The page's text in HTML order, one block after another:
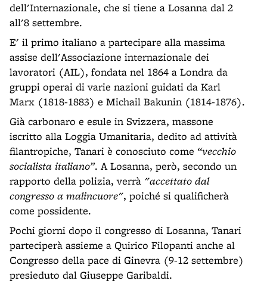
dell'Internazionale, che si tiene a Losanna dal 2
all'8 settembre.
E' il primo italiano a partecipare alla massima
assise dell'Associazione internazionale dei
lavoratori (AIL), fondata nel 1864 a Londra da
gruppi operai di varie nazioni guidati da Karl
Marx (1818-1883) e Michail Bakunin (1814-1876).
Già carbonaro e esule in Svizzera, massone
iscritto alla Loggia Umanitaria, dedito ad attività
filantropiche, Tanari è conosciuto come “vecchio
socialista italiano”. A Losanna, però, secondo un
rapporto della polizia, verrà "accettato dal
congresso a malincuore", poiché si qualificherà
come possidente.
Pochi giorni dopo il congresso di Losanna, Tanari
parteciperà assieme a Quirico Filopanti anche al
Congresso della pace di Ginevra (9-12 settembre)
presieduto dal Giuseppe Garibaldi.